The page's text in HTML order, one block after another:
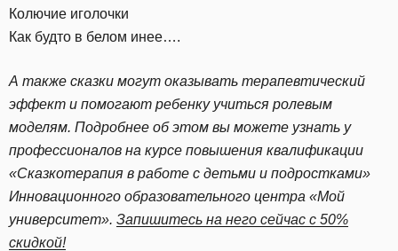
Колючие иголочки
Как будто в белом инее….
А также сказки могут оказывать терапевтический
эффект и помогают ребенку учиться ролевым
моделям. Подробнее об этом вы можете узнать у
профессионалов на курсе повышения квалификации
«Сказкотерапия в работе с детьми и подростками»
Инновационного образовательного центра «Мой
университет». Запишитесь на него сейчас с 50%
скидкой!